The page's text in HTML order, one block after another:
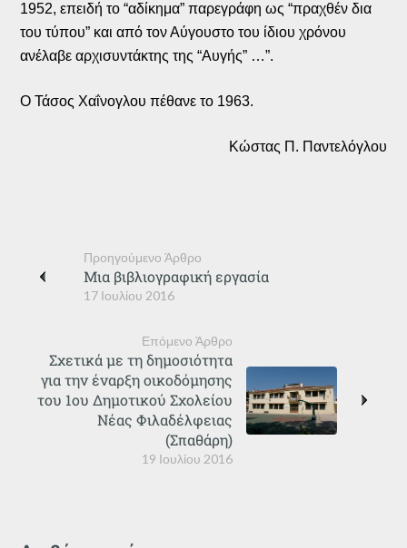
1952, επειδή το “αδίκημα” παρεγράφη ως “πραχθέν δια
του τύπου” και από τον Αύγουστο του ίδιου χρόνου
ανέλαβε αρχισυντάκτης της “Αυγής” …”.
Ο Τάσος Χαΐνογλου πέθανε το 1963.
Κώστας Π. Παντελόγλου
Προηγούμενο Άρθρο
17 Ιουλίου 2016
Μια βιβλιογραφική εργασία
Επόμενο Άρθρο
19 Ιουλίου 2016
Σχετικά με τη δημοσιότητα
για την έναρξη οικοδόμησης
του 1ου Δημοτικού Σχολείου
Νέας Φιλαδέλφειας
(Σπαθάρη)